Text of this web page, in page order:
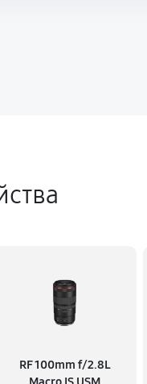
RF 100mm f/2.8L